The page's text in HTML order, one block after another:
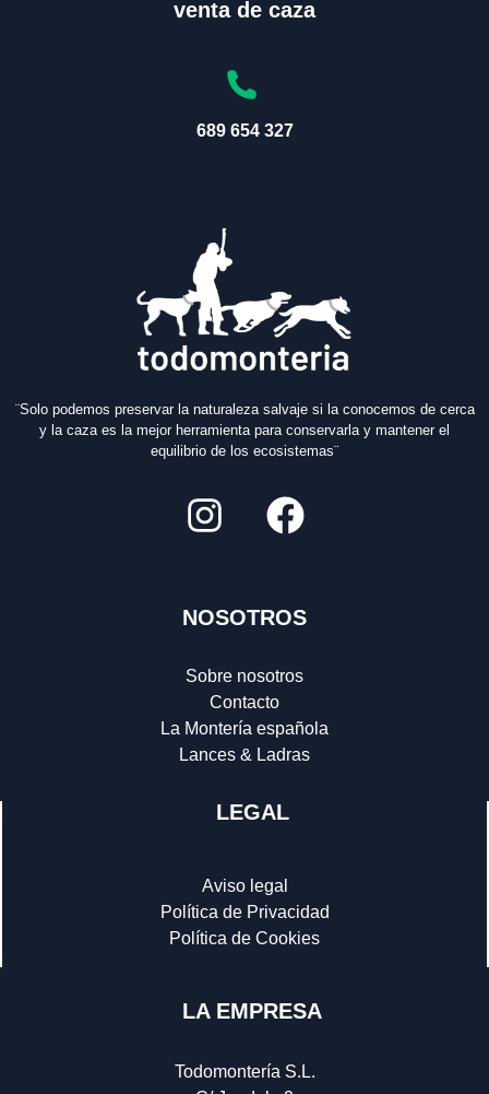
venta de caza
689 654 327
¨Solo podemos preservar la naturaleza salvaje si la conocemos de cerca
y la caza es la mejor herramienta para conservarla y mantener el
equilibrio de los ecosistemas¨
NOSOTROS
Sobre nosotros
Contacto
La Montería española
Lances & Ladras
LEGAL
Aviso legal
Política de Privacidad
Política de Cookies
LA EMPRESA
Todomontería S.L.